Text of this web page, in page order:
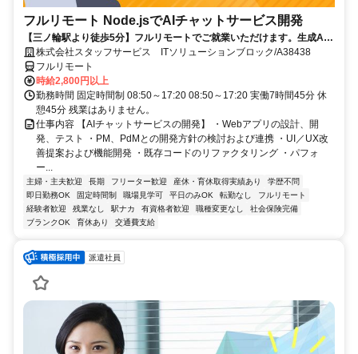
フルリモート Node.jsでAIチャットサービス開発
【三ノ輪駅より徒歩5分】フルリモートでご就業いただけます。生成AI
を活用したサービス開発に携われます。企画提案から改善まで幅広く関
われる環境です☆
株式会社スタッフサービス ITソリューションブロック/A38438
フルリモート
時給2,800円以上
勤務時間 固定時間制 08:50～17:20 08:50～17:20 実働7時間45分 休
憩45分 残業はありません。
仕事内容 【AIチャットサービスの開発】 ・Webアプリの設計、開
発、テスト ・PM、PdMとの開発方針の検討および連携 ・UI／UX改
善提案および機能開発 ・既存コードのリファクタリング ・パフォ
ー...
主婦・主夫歓迎 長期 フリーター歓迎 産休・育休取得実績あり
学歴不問
即日勤務OK
固定時間制 職場見学可 平日のみOK 転勤なし
フルリモート
経験者歓迎
残業なし 駅ナカ 有資格者歓迎 職種変更なし
社会保険完備
ブランクOK
育休あり 交通費支給
派遣社員